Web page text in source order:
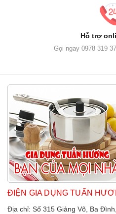
Hỗ trợ
Gọi ngay 0978 319
ĐIỆN GIA DỤNG TUẤN
Địa chỉ: Số 315 Giảng Võ, Ba